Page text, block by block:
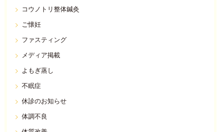
コウノトリ整体鍼灸
ご懐妊
ファスティング
メディア掲載
よもぎ蒸し
不眠症
休診のお知らせ
体調不良